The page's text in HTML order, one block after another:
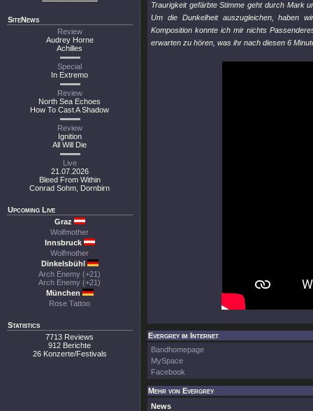
SiteNews
Review
Audrey Horne
Achilles
Special
In Extremo
Review
North Sea Echoes
How To Cast A Shadow
Review
Ignition
All Will Die
Live
21.07.2026
Bleed From Within
Conrad Sohm, Dornbirn
Upcoming Live
Graz
Wolfmother
Innsbruck
Wolfmother
Dinkelsbühl
Arch Enemy (+21)
Arch Enemy (+21)
München
Rose Tattoo
Statistics
7713 Reviews
912 Berichte
26 Konzerte/Festivals
Traurigkeit gefärbte Stimme geht durch Mark
Um die Dunkelheit auszugleichen, haben
Komposition konnte ich mir nichts
erwarten zu hören, was ihr nach diesen 6
Evergrey im Internet
Bandhomepage
MySpace
Facebook
Mehr von Evergrey
News